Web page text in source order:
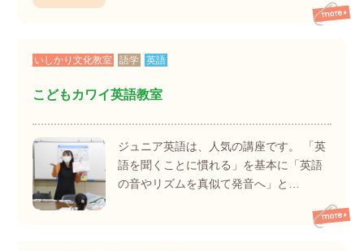
いしかり文化教室 語学 英語
こどもカワイ英語教室
ジュニア英語は、人気の講座です。 「英
語を聞くことに慣れる」を基本に「英語
の音やリズムを真似て発音へ」と…